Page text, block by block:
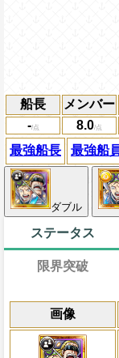
船長 メンバー
-
8.0
最強船長
最強船
ダブル
ステータス
画像
限界突破